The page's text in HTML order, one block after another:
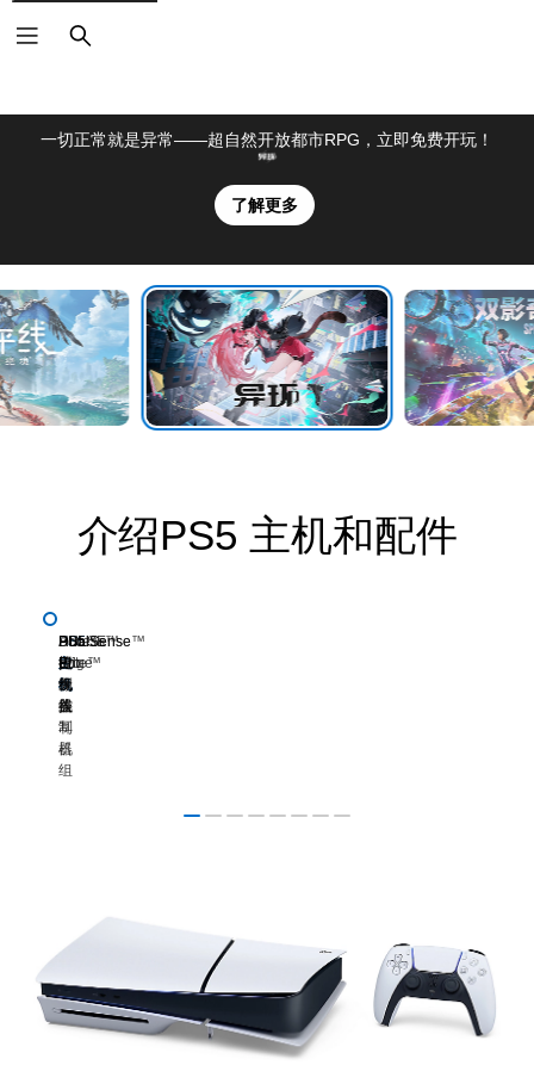
搜
索
一切正常就是异常——超自然开放都市RPG，立即免费开玩！
了解更多
介绍PS5 主机和配件
PS5
主
机
PS5
Pro
DualSense™
无
线
控
制
器
PULSE
Elite™
无
线
耳
机
组
DualSense
Edge
Access™
控
制
器
PS5
主
机
盖
HD
摄
像
头